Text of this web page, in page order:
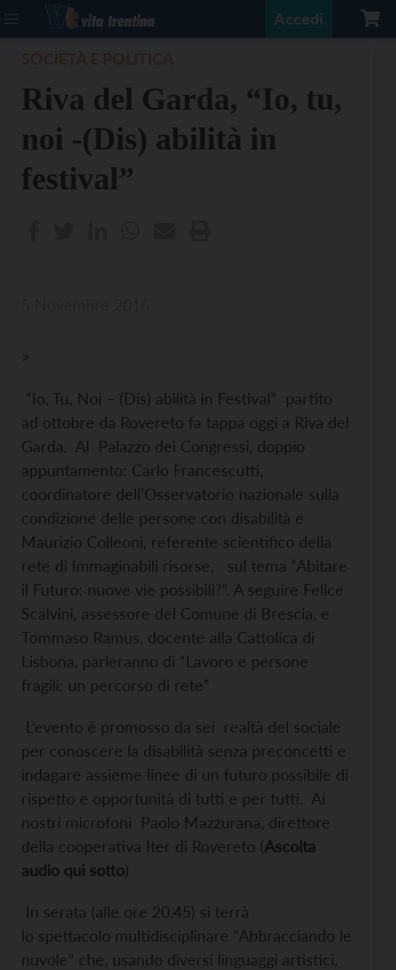
Accedi
Riva del Garda, “Io, tu,
noi -(Dis) abilità in
festival”
>
“Io, Tu, Noi – (Dis) abilità in Festival” partito
ad ottobre da Rovereto fa tappa oggi a Riva del
Garda. Al Palazzo dei Congressi, doppio
appuntamento: Carlo Francescutti,
coordinatore dell’Osservatorio nazionale sulla
condizione delle persone con disabilità e
Maurizio Colleoni, referente scientifico della
rete di Immaginabili risorse, sul tema “Abitare
il Futuro: nuove vie possibili?”. A seguire Felice
Scalvini, assessore del Comune di Brescia, e
Tommaso Ramus, docente alla Cattolica di
Lisbona, parleranno di “Lavoro e persone
fragili: un percorso di rete”
L’evento è promosso da sei realtà del sociale
per conoscere la disabilità senza preconcetti e
indagare assieme linee di un futuro possibile di
rispetto e opportunità di tutti e per tutti. Ai
nostri microfoni Paolo Mazzurana, direttore
della cooperativa Iter di Rovereto (Ascolta
audio qui sotto)
In serata (alle ore 20.45) si terrà
lo spettacolo multidisciplinare “Abbracciando le
nuvole” che, usando diversi linguaggi artistici,